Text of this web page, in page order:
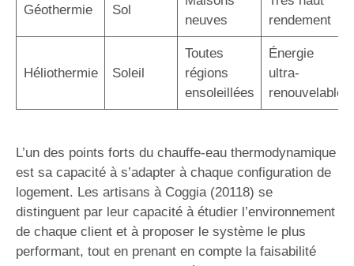
Géothermie Sol
neuves
rendement
Héliothermie Soleil
Toutes
régions
ensoleillées
Énergie
ultra-
renouvelable
L’un des points forts du chauffe-eau thermodynamique
est sa capacité à s’adapter à chaque configuration de
logement. Les artisans à Coggia (20118) se
distinguent par leur capacité à étudier l’environnement
de chaque client et à proposer le système le plus
performant, tout en prenant en compte la faisabilité